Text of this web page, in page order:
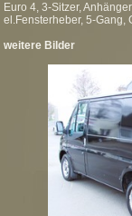
Euro 4, 3-Sitzer,
el.Fensterheber, 5-Gang,
weitere Bilder